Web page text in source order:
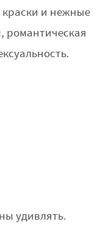
краски и нежные
романтическая
удивлять.